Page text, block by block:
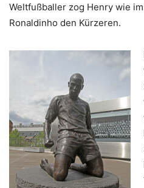
Weltfußballer zog Henry wie
Ronaldinho den Kürzeren.